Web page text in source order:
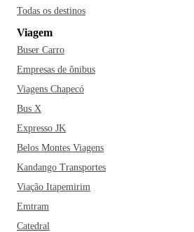
Todas os destinos
Viagem
Buser Carro
Empresas de ônibus
Viagens Chapecó
Bus X
Expresso JK
Belos Montes Viagens
Kandango Transportes
Viação Itapemirim
Emtram
Catedral